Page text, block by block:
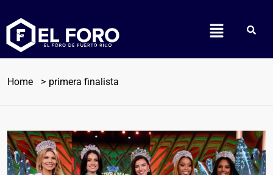
Home primera finalista